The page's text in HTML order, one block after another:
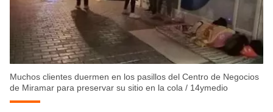
Muchos clientes duermen en los pasillos del Centro de Negocios
de Miramar para preservar su sitio en la cola / 14ymedio